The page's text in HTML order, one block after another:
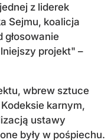
z liderek
Sejmu, koalicja
głosowanie
projekt" –
wbrew sztuce
karnym,
ustawy
były w pośpiechu.